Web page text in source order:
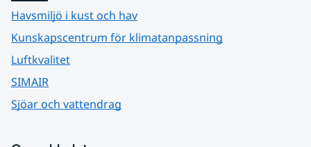
Havsmiljö i kust och hav
Kunskapscentrum för klimatanpassning
Luftkvalitet
SIMAIR
Sjöar och vattendrag